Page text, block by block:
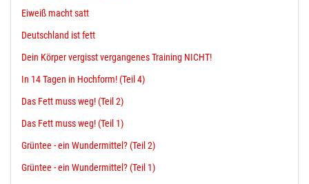
Eiweiß macht satt
Deutschland ist fett
Dein Körper vergisst vergangenes Training NICHT!
In 14 Tagen in Hochform! (Teil 4)
Das Fett muss weg! (Teil 2)
Das Fett muss weg! (Teil 1)
Grüntee - ein Wundermittel? (Teil 2)
Grüntee - ein Wundermittel? (Teil 1)